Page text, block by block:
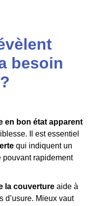
besoin
en bon état apparent
Il est essentiel
qui indiquent un
pouvant rapidement
la couverture aide à
d’usure. Mieux vaut